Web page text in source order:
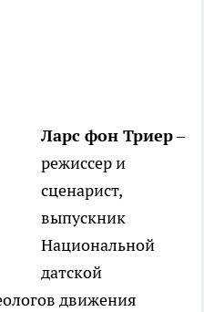
Ларс фон Триер–
режиссер и
сценарист,
выпускник
Национальной
датской
движения